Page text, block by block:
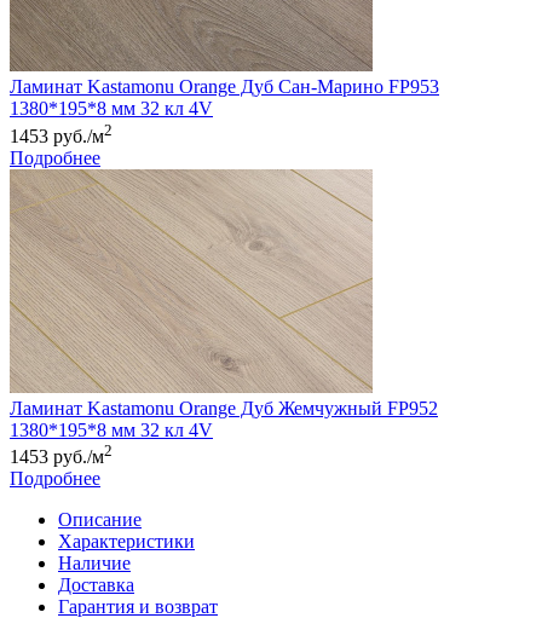
Ламинат Kastamonu Orange Дуб Сан-Марино FP953
1380*195*8 мм 32 кл 4V
1453 руб./м2
Подробнее
Ламинат Kastamonu Orange Дуб Жемчужный FP952
1380*195*8 мм 32 кл 4V
1453 руб./м2
Подробнее
Описание
Характеристики
Наличие
Доставка
Гарантия и возврат